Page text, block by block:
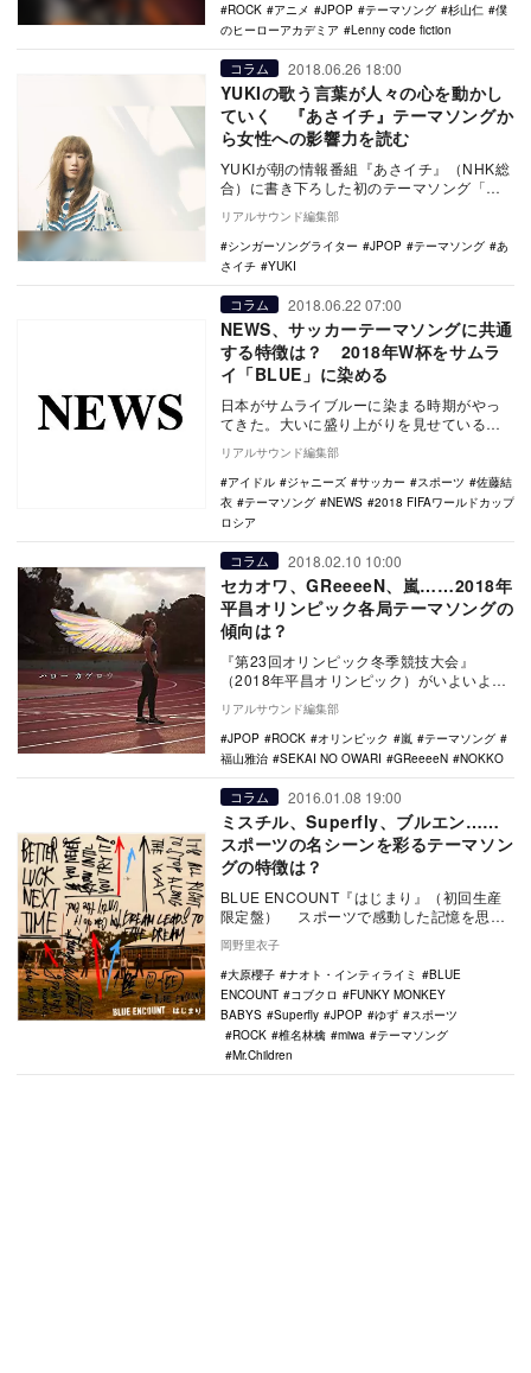
ROCK
アニメ JPOP テーマソング 杉山仁
僕
のヒーローアカデミア
Lenny code fiction
コラム 2018.06.26 18:00
YUKIの歌う言葉が人々の心を動かし
ていく 『あさイチ』テーマソングか
ら女性への影響力を読む
YUKIが朝の情報番組『あさイチ』（NHK総
合）に書き下ろした初のテーマソング「チ
ャイム」が、6月25日、各主要音楽配信サイ
トで…
リアルサウンド編集部
シンガーソングライター
JPOP テーマソング
あ
さイチ
YUKI
コラム 2018.06.22 07:00
NEWS、サッカーテーマソングに共通
する特徴は？ 2018年W杯をサムラ
イ「BLUE」に染める
日本がサムライブルーに染まる時期がやっ
てきた。大いに盛り上がりを見せている
『2018 FIFAワールドカップ ロシア』。6月
19…
リアルサウンド編集部
アイドル
ジャニーズ サッカー スポーツ
佐藤結
衣
テーマソング NEWS
2018 FIFAワールドカップ
ロシア
コラム 2018.02.10 10:00
セカオワ、GReeeeN、嵐……2018年
平昌オリンピック各局テーマソングの
傾向は？
『第23回オリンピック冬季競技大会』
（2018年平昌オリンピック）がいよいよ開
幕した。2018年2月8日午後9時30分スター
トの…
リアルサウンド編集部
JPOP
ROCK オリンピック 嵐
テーマソング
福山雅治
SEKAI NO OWARI GReeeeN NOKKO
コラム 2016.01.08 19:00
ミスチル、Superfly、ブルエン……
スポーツの名シーンを彩るテーマソン
グの特徴は？
BLUE ENCOUNT『はじまり』（初回生産
限定盤） スポーツで感動した記憶を思い
ン…
岡野里衣子
大原櫻子
ナオト・インティライミ
BLUE
ENCOUNT
コブクロ
FUNKY MONKEY
BABYS
Superfly JPOP ゆず
スポーツ
ROCK
椎名林檎 miwa
テーマソング
Mr.Children